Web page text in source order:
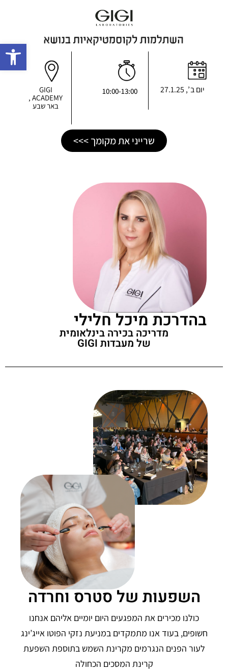
יום ב ’, 27.1.25 10:00-13:00
GIGI
ACADEMY ,
באר שבע
שרייני את מקומך >>>
בהדרכת מיכל חלילי
מדריכה בכירה בינלאומית
של מעבדות GIGI
השפעות של סטרס וחרדה
כולנו מכירים את המפגעים היום יומיים אליהם אנחנו
חשופים, בעוד אנו מתמקדים במניעת נזקי הפוטו אייג’ינג
לעור הפנים הנגרמים מקרינת השמש בתוספת השפעת
קרינת המסכים הכחולה